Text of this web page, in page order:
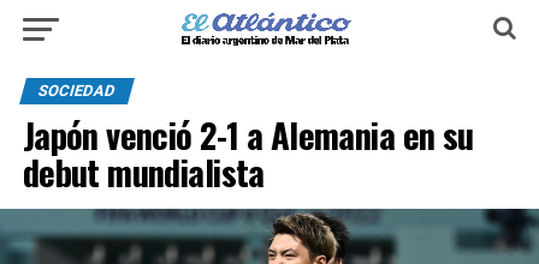
SOCIEDAD
Japón venció 2-1 a Alemania en su
debut mundialista